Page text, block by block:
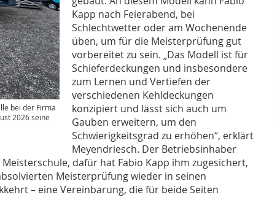
bei der Firma
2026 seine
Kapp nach Feierabend, bei
Schlechtwetter oder am Wochenende
üben, um für die Meisterprüfung gut
vorbereitet zu sein. „Das Modell ist für
Schieferdeckungen und insbesondere
zum Lernen und Vertiefen der
verschiedenen Kehldeckungen
konzipiert und lässt sich auch um
Gauben erweitern, um den
Schwierigkeitsgrad zu erhöhen“, erklärt
Meyendriesch. Der Betriebsinhaber
dafür hat Fabio Kapp ihm zugesichert,
­Meisterprüfung wieder in seinen
– eine Vereinbarung, die für beide Seiten